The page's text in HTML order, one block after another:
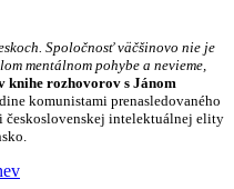
Spoločnosť väčšinovo nie je
mentálnom pohybe a nevieme,
knihe rozhovorov s Jánom
komunistami prenasledovaného
československej intelektuálnej elity